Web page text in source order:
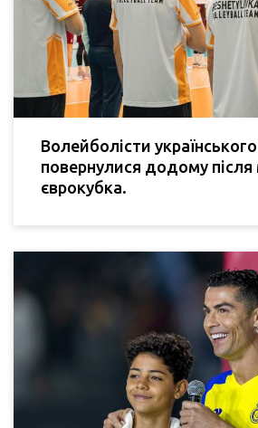
Волейболісти
повернулися додому після
єврокубка.